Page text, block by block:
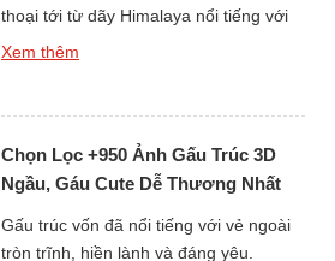
thoại tới từ dãy Himalaya nổi tiếng với
thân hình to lớn, bộ lông dày bồng
cùng ngộ nghĩnh, dễ thương khiến bao
[…]
Xem thêm
Chọn Lọc +950 Ảnh Gấu Trúc 3D
Ngầu, Gáu Cute Dễ Thương Nhất
Gấu trúc vốn đã nổi tiếng với vẻ ngoài
tròn trĩnh, hiền lành và đáng yêu.